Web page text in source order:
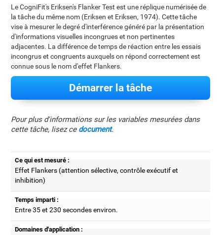
Le CogniFit's Eriksen's Flanker Test est une réplique numérisée de
la tâche du même nom (Eriksen et Eriksen, 1974). Cette tâche
vise à mesurer le degré d'interférence généré par la présentation
d'informations visuelles incongrues et non pertinentes
adjacentes. La différence de temps de réaction entre les essais
incongrus et congruents auxquels on répond correctement est
connue sous le nom d'effet Flankers.
Démarrer la tâche
Pour plus d'informations sur les variables mesurées dans
cette tâche, lisez ce document.
Ce qui est mesuré :
Effet Flankers (attention sélective, contrôle exécutif et
inhibition)
Temps imparti :
Entre 35 et 230 secondes environ.
Domaines d'application :